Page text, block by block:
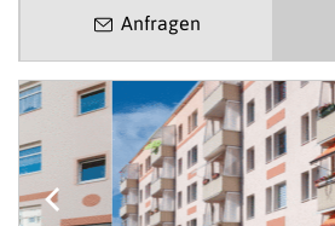
Anfragen